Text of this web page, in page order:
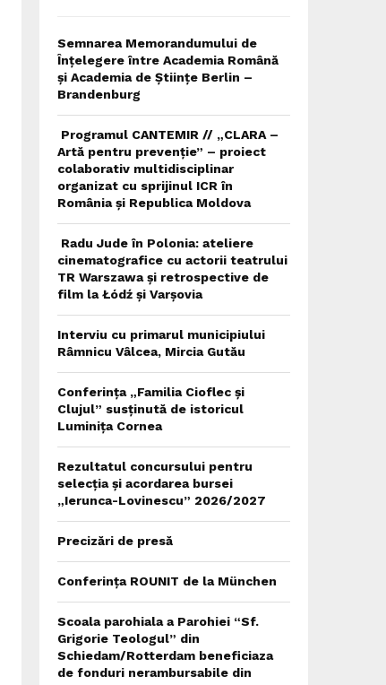
Semnarea Memorandumului de
Înțelegere între Academia Română
și Academia de Științe Berlin –
Brandenburg
Programul CANTEMIR // „CLARA –
Artă pentru prevenție” – proiect
colaborativ multidisciplinar
organizat cu sprijinul ICR în
România și Republica Moldova
Radu Jude în Polonia: ateliere
cinematografice cu actorii teatrului
TR Warszawa și retrospective de
film la Łódź și Varșovia
Interviu cu primarul municipiului
Râmnicu Vâlcea, Mircia Gutău
Conferința „Familia Cioflec și
Clujul” susținută de istoricul
Luminița Cornea
Rezultatul concursului pentru
selecția și acordarea bursei
„Ierunca-Lovinescu” 2026/2027
Precizări de presă
Conferința ROUNIT de la München
Scoala parohiala a Parohiei “Sf.
Grigorie Teologul” din
Schiedam/Rotterdam beneficiaza
de fonduri nerambursabile din